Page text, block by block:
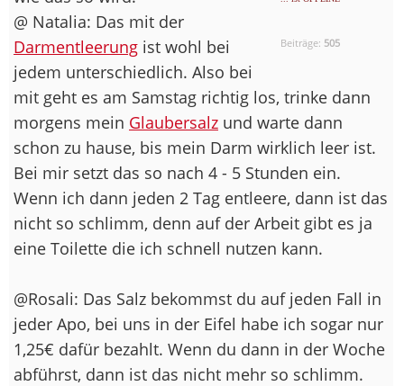
Beiträge: 505
@ Natalia: Das mit der
Darmentleerung ist wohl bei
jedem unterschiedlich. Also bei
mit geht es am Samstag richtig los, trinke dann
morgens mein Glaubersalz und warte dann
schon zu hause, bis mein Darm wirklich leer ist.
Bei mir setzt das so nach 4 - 5 Stunden ein.
Wenn ich dann jeden 2 Tag entleere, dann ist das
nicht so schlimm, denn auf der Arbeit gibt es ja
eine Toilette die ich schnell nutzen kann.
@Rosali: Das Salz bekommst du auf jeden Fall in
jeder Apo, bei uns in der Eifel habe ich sogar nur
1,25€ dafür bezahlt. Wenn du dann in der Woche
abführst, dann ist das nicht mehr so schlimm.